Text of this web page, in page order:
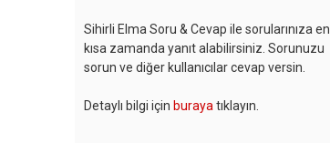
Sihirli Elma Soru & Cevap ile sorularınıza en
kısa zamanda yanıt alabilirsiniz. Sorunuzu
sorun ve diğer kullanıcılar cevap versin.
Detaylı bilgi için buraya tıklayın.